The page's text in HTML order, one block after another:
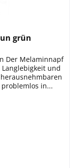
grün
Der Melaminnapf
und
in...